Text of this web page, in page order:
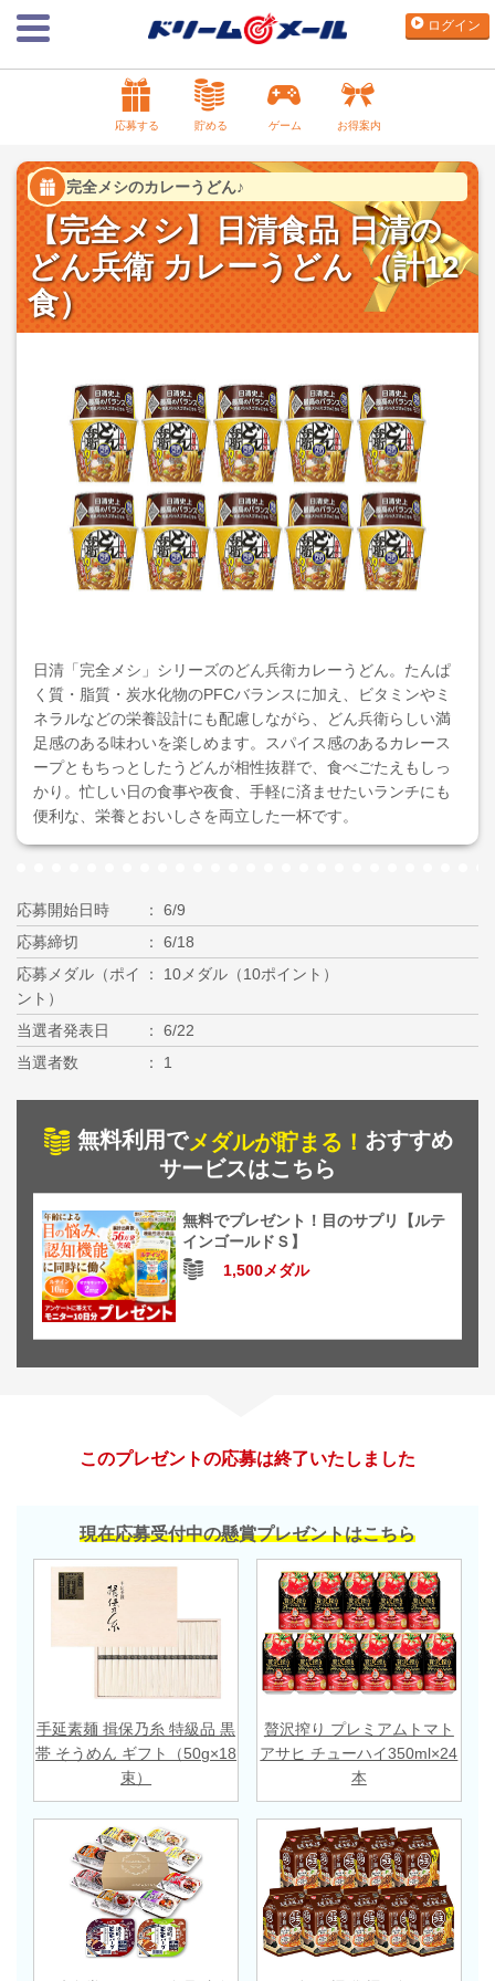
ログイン
応募する 貯める ゲーム お得案内
完全メシのカレーうどん♪
【完全メシ】日清食品 日清の
どん兵衛 カレーうどん （計12
食）
日清「完全メシ」シリーズのどん兵衛カレーうどん。たんぱ
く質・脂質・炭水化物のPFCバランスに加え、ビタミンやミ
ネラルなどの栄養設計にも配慮しながら、どん兵衛らしい満
足感のある味わいを楽しめます。スパイス感のあるカレース
ープともちっとしたうどんが相性抜群で、食べごたえもしっ
かり。忙しい日の食事や夜食、手軽に済ませたいランチにも
便利な、栄養とおいしさを両立した一杯です。
応募開始日時
6/9
応募締切
6/18
応募メダル（ポイ
ント）
10メダル（10ポイント）
当選者発表日
6/22
当選者数
1
無料利用でメダルが貯まる！ おすすめ
サービスはこちら
無料でプレゼント！目のサプリ【ルテ
インゴールドＳ】
1,500メダル
このプレゼントの応募は終了いたしました
現在応募受付中の懸賞プレゼントはこちら
手延素麺 揖保乃糸 特級品 黒
帯 そうめん ギフト（50g×18
束）
贅沢搾り プレミアムトマト
アサヒ チューハイ350ml×24
本